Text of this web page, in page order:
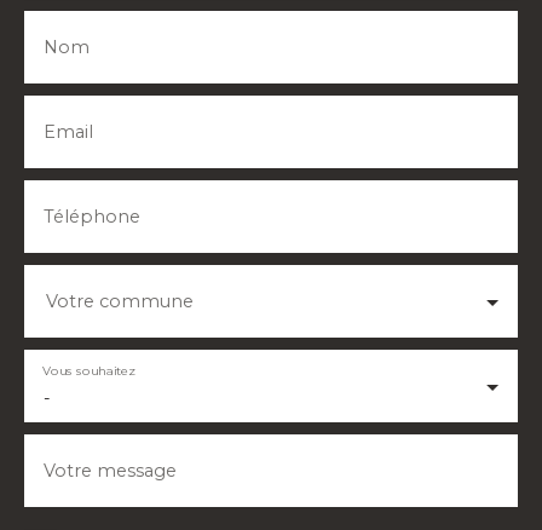
Nom
Email
Téléphone
Votre commune
-
Vous souhaitez
Votre message